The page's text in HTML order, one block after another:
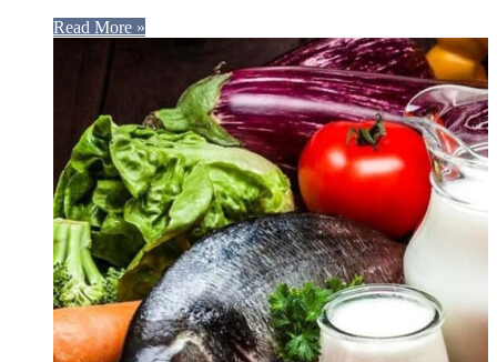
Read More »